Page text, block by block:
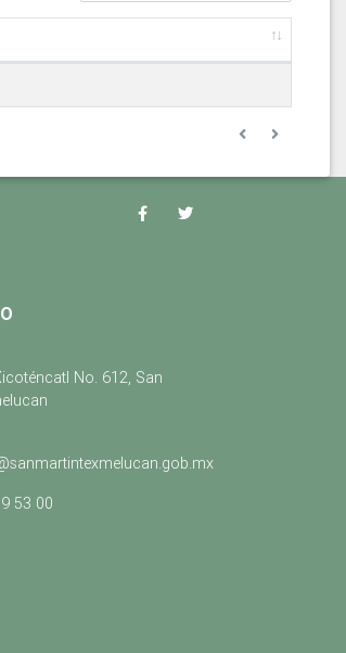
No. 612, San
53 00